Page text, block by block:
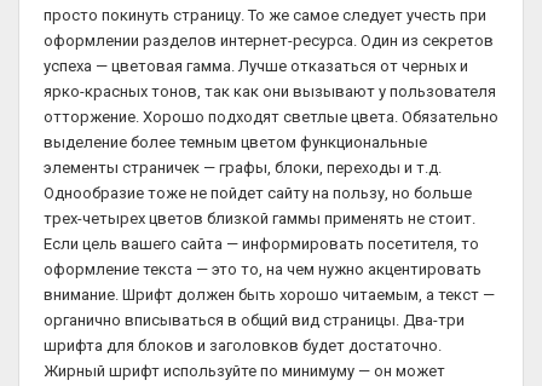
просто покинуть страницу. То же самое следует учесть при
оформлении разделов интернет-ресурса. Один из секретов
успеха — цветовая гамма. Лучше отказаться от черных и
ярко-красных тонов, так как они вызывают у пользователя
отторжение. Хорошо подходят светлые цвета. Обязательно
выделение более темным цветом функциональные
элементы страничек — графы, блоки, переходы и т.д.
Однообразие тоже не пойдет сайту на пользу, но больше
трех-четырех цветов близкой гаммы применять не стоит.
Если цель вашего сайта — информировать посетителя, то
оформление текста — это то, на чем нужно акцентировать
внимание. Шрифт должен быть хорошо читаемым, а текст —
органично вписываться в общий вид страницы. Два-три
шрифта для блоков и заголовков будет достаточно.
Жирный шрифт используйте по минимуму — он может